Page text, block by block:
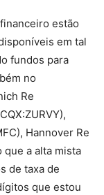
estão
em tal
fundos para
no
Re
Hannover Re
que a alta mista
de taxa de
que estou